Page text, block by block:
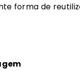
forma de